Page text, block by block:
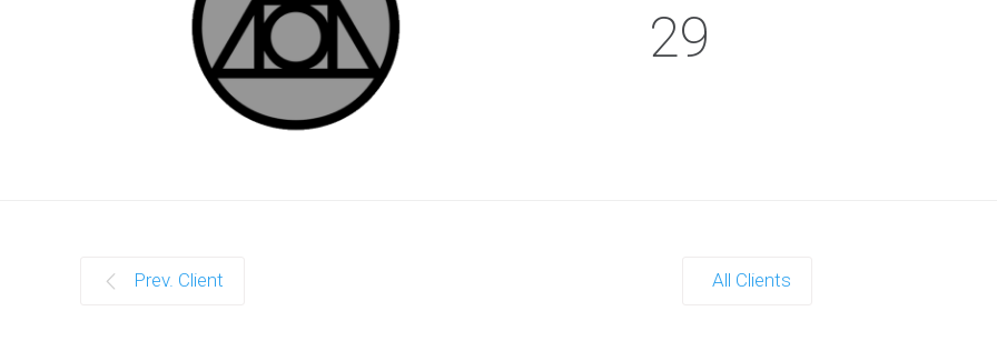
29
Prev. Client All Clients